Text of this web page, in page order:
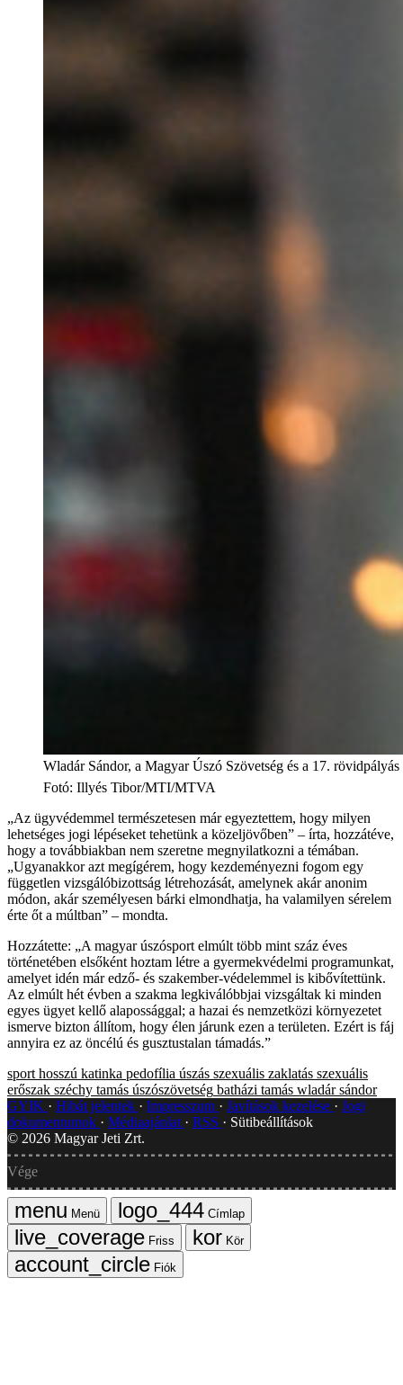
Wladár Sándor, a Magyar Úszó Szövetség és a 17.
Fotó: Illyés Tibor/MTI/MTVA
„Az ügyvédemmel természetesen már egyeztettem, hogy milyen
lehetséges jogi lépéseket tehetünk a közeljövőben” – írta, hozzátéve,
hogy a továbbiakban nem szeretne megnyilatkozni a témában.
„Ugyanakkor azt megígérem, hogy kezdeményezni fogom egy
független vizsgálóbizottság létrehozását, amelynek akár anonim
módon, akár személyesen bárki elmondhatja, ha valamilyen sérelem
érte őt a múltban” – mondta.
Hozzátette: „A magyar úszósport elmúlt több mint száz éves
történetében elsőként hoztam létre a gyermekvédelmi programunkat,
amelyet idén már edző- és szakember-védelemmel is kibővítettünk.
Az elmúlt hét évben a szakma legkiválóbbjai vizsgáltak ki minden
egyes ügyet kellő alapossággal; a hazai és nemzetközi környezetet
ismerve bizton állítom, hogy élen járunk ezen a területen. Ezért is fáj
annyira ez az öncélú és gusztustalan támadás.”
sport hosszú katinka pedofília úszás szexuális zaklatás szexuális
erőszak széchy tamás úszószövetség batházi tamás wladár sándor
GYIK
Hibát jelentek Impresszum Javítások kezelése
Jogi
dokumentumok
Médiaajánlat RSS
Sütibeállítások
© 2026 Magyar Jeti Zrt.
Vége
Menü
Címlap
Friss
Kör
Fiók